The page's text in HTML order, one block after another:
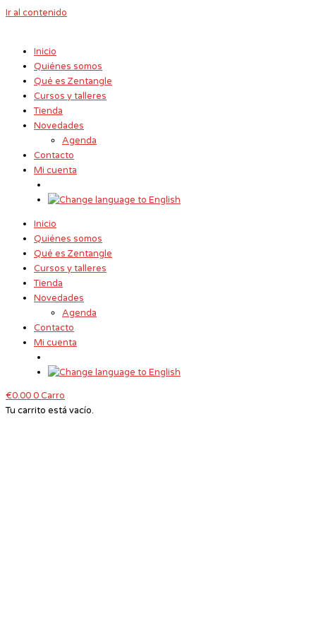
Ir al contenido
Inicio
Quiénes somos
Qué es Zentangle
Cursos y talleres
Tienda
Novedades
Agenda
Contacto
Mi cuenta
Inicio
Quiénes somos
Qué es Zentangle
Cursos y talleres
Tienda
Novedades
Agenda
Contacto
Mi cuenta
€0.000Carro
Tu carrito está vacío.